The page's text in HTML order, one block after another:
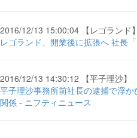
2016/12/13 15:00:04 【レゴランド】
レゴランド、開業後に拡張へ 社長
2016/12/13 14:30:12 【平子理沙】
平子理沙事務所前社長の逮捕で浮
関係 - ニフティニュース